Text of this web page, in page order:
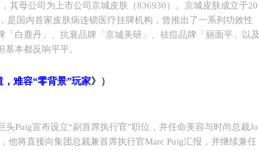
其母公司为上市公司京城皮肤（836930）。京城皮肤成立于20
是国内首家皮肤病连锁医疗挂牌机构，曾推出了一系列功效性
「白鹿丹」、抗衰品牌「京城美研」、祛痘品牌「丽面平」以及
基本都反响平平。
，难容“零背景”玩家》）
头Puig宣布设立“副首席执行官”职位，并任命美容与时尚总裁Jo
他将直接向集团总裁兼首席执行官Marc Puig汇报，并继续兼任